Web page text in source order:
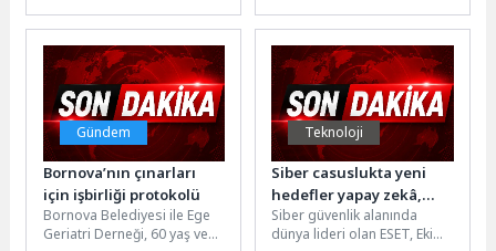
sürdürdüğü 350 milyon
liralık yağmur suyu...
Kursları Oldu
adaylarının ilk adresi
oldu. Canik Belediyesi'nin...
Gündem
Bornova’nın çınarları
için işbirliği protokolü
Bornova Belediyesi ile Ege
Geriatri Derneği, 60 yaş ve
Teknoloji
Siber casuslukta yeni
hedefler yapay zekâ,
enerji ve savunma
sektörleri
Siber güvenlik alanında
dünya lideri olan ESET, Ekim